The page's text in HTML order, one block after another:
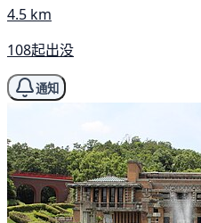
4.5 km
108起出没
通知